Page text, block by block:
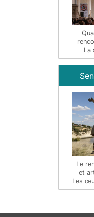
La
Le
et
Les